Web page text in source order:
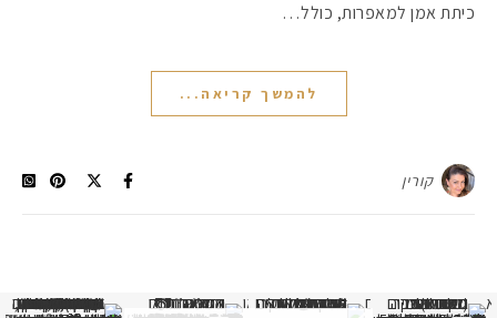
כיתת אמן למאפרות, כולל…
להמשך קריאה...
קורין
תמונה כבר חודשיים
איזו אהבתם יותר? הראשונה או